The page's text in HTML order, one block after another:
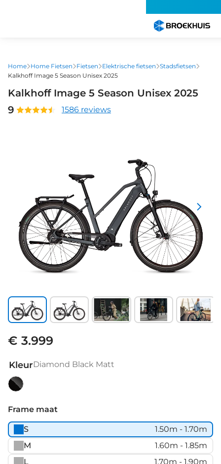
gaan
Home Home Fietsen Fietsen Elektrische fietsen Stadsfietsen
Kalkhoff Image 5 Season Unisex 2025
Kalkhoff Image 5 Season Unisex 2025
9
1586 reviews
€ 3.999
KleurDiamond Black Matt
Black
Matt
Frame maat
S
1.50m - 1.70m
M
1.60m - 1.85m
L
1.70m - 1.90m